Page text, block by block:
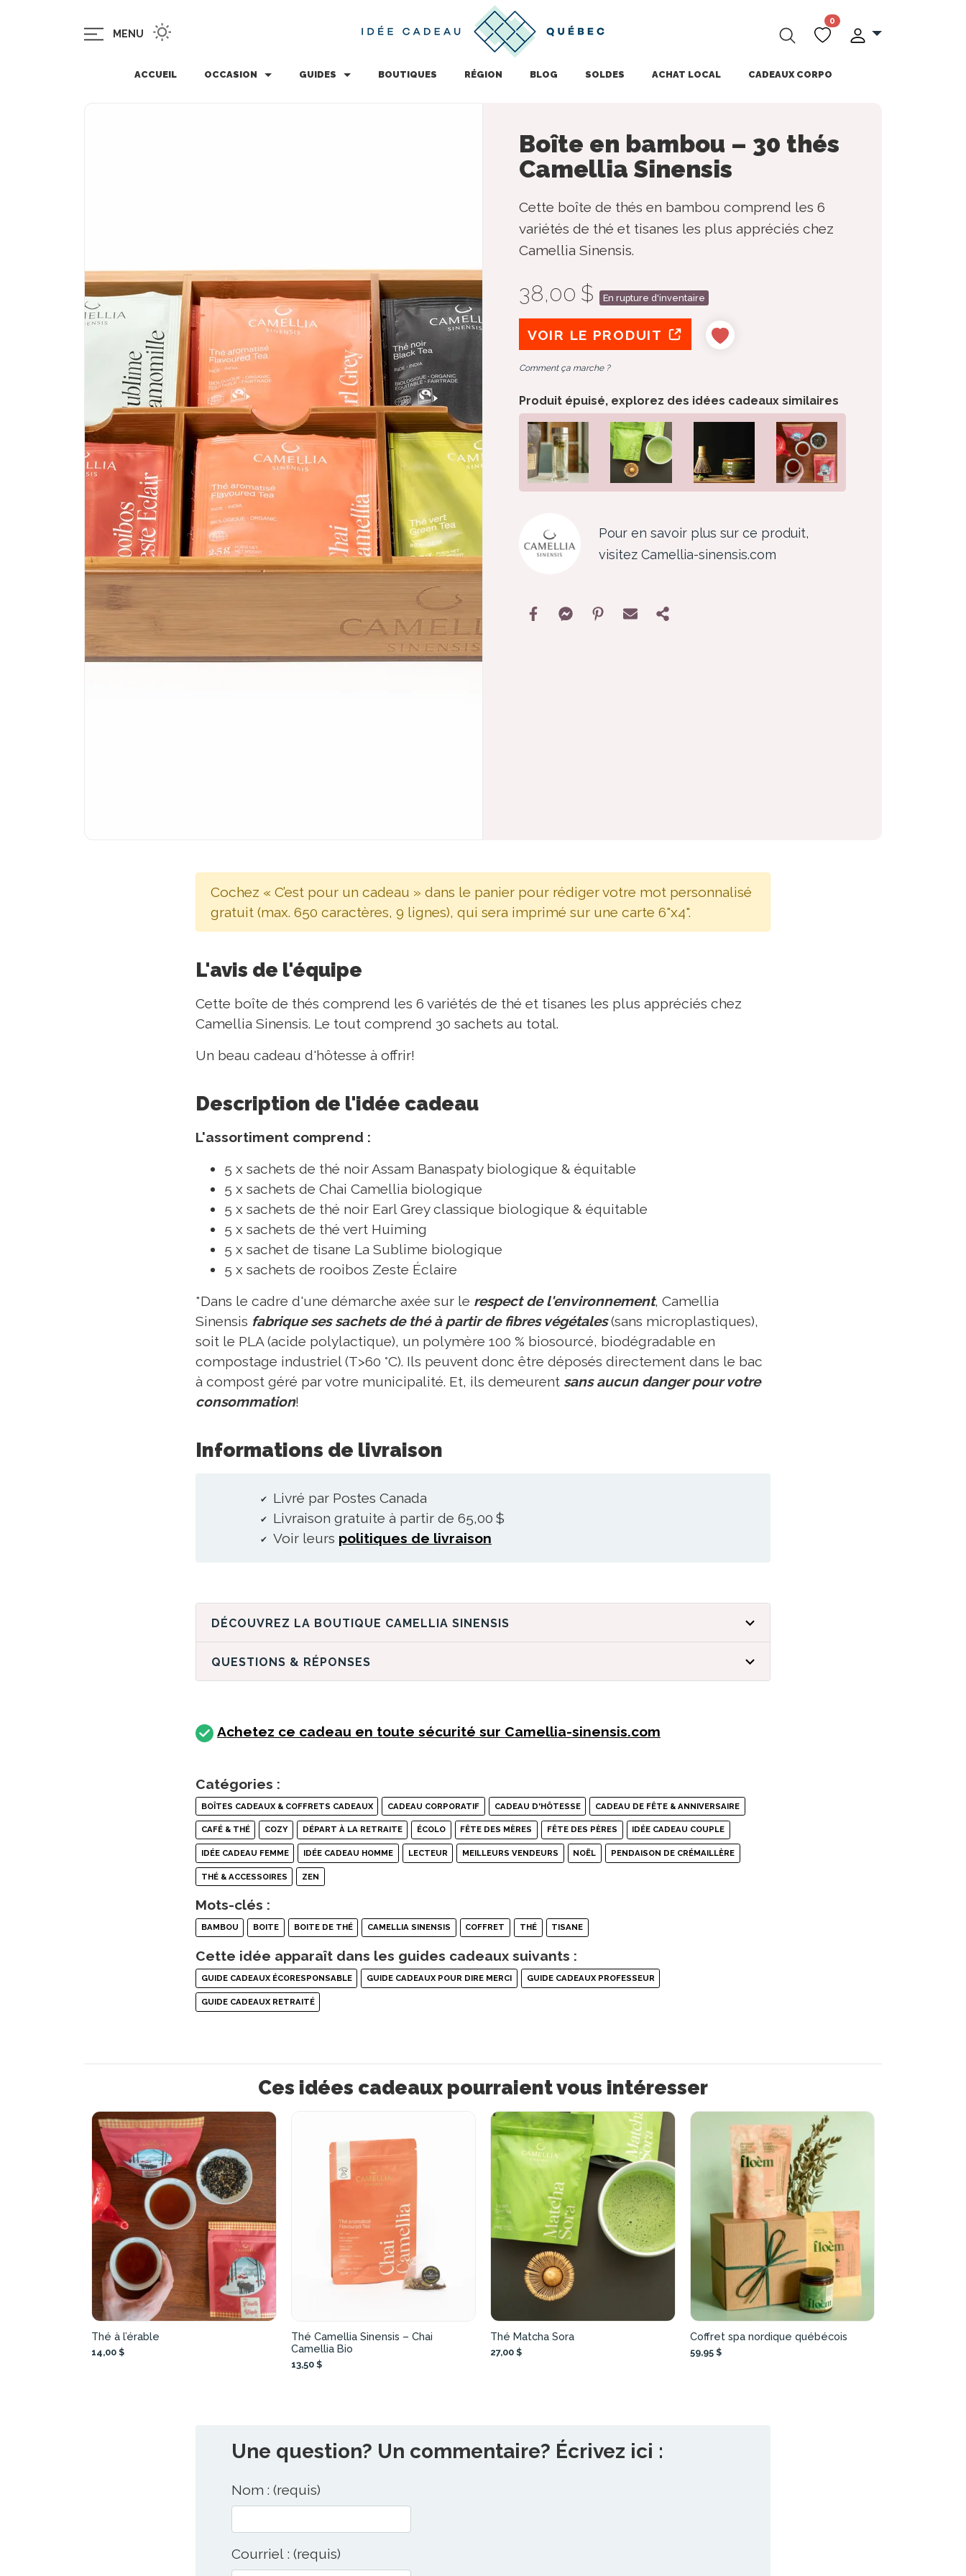
MENU
0
ACCUEIL OCCASION GUIDES BOUTIQUES RÉGION BLOG SOLDES ACHAT LOCAL CADEAUX CORPO
Boîte en bambou – 30 thés
Camellia Sinensis
Cette boîte de thés en bambou comprend les 6
variétés de thé et tisanes les plus appréciés chez
Camellia Sinensis.
38,00 $ En rupture d'inventaire
VOIR LE PRODUIT
Comment ça marche ?
Produit épuisé, explorez des idées cadeaux similaires
Pour en savoir plus sur ce produit,
visitez Camellia-sinensis.com
Cochez « C’est pour un cadeau » dans le panier pour rédiger votre mot personnalisé
gratuit (max. 650 caractères, 9 lignes), qui sera imprimé sur une carte 6"x4".
L'avis de l'équipe
Cette boîte de thés comprend les 6 variétés de thé et tisanes les plus appréciés chez
Camellia Sinensis. Le tout comprend 30 sachets au total.
Un beau cadeau d'hôtesse à offrir!
Description de l'idée cadeau
L'assortiment comprend :
5 x sachets de thé noir Assam Banaspaty biologique & équitable
5 x sachets de Chai Camellia biologique
5 x sachets de thé noir Earl Grey classique biologique & équitable
5 x sachets de thé vert Huiming
5 x sachet de tisane La Sublime biologique
5 x sachets de rooibos Zeste Éclaire
*Dans le cadre d'une démarche axée sur le respect de l'environnement, Camellia
Sinensis fabrique ses sachets de thé à partir de fibres végétales(sans microplastiques),
soit le PLA (acide polylactique), un polymère 100 % biosourcé, biodégradable en
compostage industriel (T>60 °C). Ils peuvent donc être déposés directement dans le bac
à compost géré par votre municipalité. Et, ils demeurent sans aucun danger pour votre
consommation!
Informations de livraison
Livré par Postes Canada
Livraison gratuite à partir de 65,00 $
Voir leurs politiques de livraison
DÉCOUVREZ LA BOUTIQUE CAMELLIA SINENSIS
QUESTIONS & RÉPONSES
Achetez ce cadeau en toute sécurité sur Camellia-sinensis.com
Catégories :
BOÎTES CADEAUX & COFFRETS CADEAUX CADEAU CORPORATIF CADEAU D'HÔTESSE CADEAU DE FÊTE & ANNIVERSAIRE
CAFÉ & THÉ COZY DÉPART À LA RETRAITE ÉCOLO FÊTE DES MÈRES FÊTE DES PÈRES IDÉE CADEAU COUPLE
IDÉE CADEAU FEMME IDÉE CADEAU HOMME LECTEUR MEILLEURS VENDEURS NOËL PENDAISON DE CRÉMAILLÈRE
THÉ & ACCESSOIRES ZEN
Mots-clés :
BAMBOU BOITE BOITE DE THÉ CAMELLIA SINENSIS COFFRET THÉ TISANE
Cette idée apparaît dans les guides cadeaux suivants :
GUIDE CADEAUX ÉCORESPONSABLE GUIDE CADEAUX POUR DIRE MERCI GUIDE CADEAUX PROFESSEUR
GUIDE CADEAUX RETRAITÉ
Ces idées cadeaux pourraient vous intéresser
Thé à l’érable
14,00 $
Thé Camellia Sinensis – Chai
Camellia Bio
13,50 $
Thé Matcha Sora
27,00 $
Coffret spa nordique québécois
59,95 $
Une question? Un commentaire? Écrivez ici :
Nom : (requis)
Courriel : (requis)